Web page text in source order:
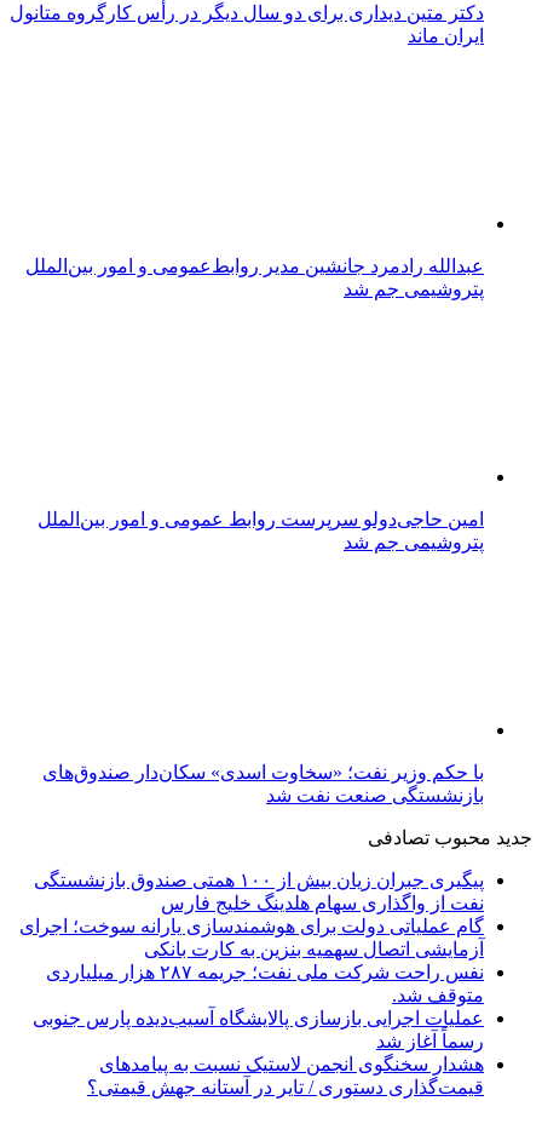
دکتر متین دیداری برای دو سال دیگر در رأس کارگروه متانول
ایران ماند
عبدالله رادمرد جانشین مدیر روابط‌عمومی و امور بین‌الملل
پتروشیمی جم شد
امین حاجی‌دولو سرپرست روابط عمومی و امور بین‌الملل
پتروشیمی جم شد
با حکم وزیر نفت؛ «سخاوت اسدی» سکان‌دار صندوق‌های
بازنشستگی صنعت نفت شد
جدید محبوب تصادفی
پیگیری جبران زیان بیش از ۱۰۰ همتی صندوق بازنشستگی
نفت از واگذاری سهام هلدینگ خلیج فارس
گام عملیاتی دولت برای هوشمندسازی یارانه سوخت؛ اجرای
آزمایشی اتصال سهمیه بنزین به کارت بانکی
نفس راحت شرکت ملی نفت؛ جریمه ۲۸۷ هزار میلیاردی
متوقف شد.
عملیات اجرایی بازسازی پالایشگاه آسیب‌دیده پارس جنوبی
رسماً آغاز شد
هشدار سخنگوی انجمن لاستیک نسبت به پیامدهای
قیمت‌گذاری دستوری / تایر در آستانه جهش قیمتی؟